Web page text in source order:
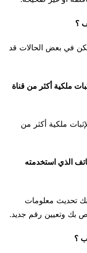
؟
لكن في بعض الحالات قد
ملكية أكثر من قناة
ملكية أكثر من
الذي استخدمته
تحديث معلومات
بك وتعيين رقم جديد.
؟